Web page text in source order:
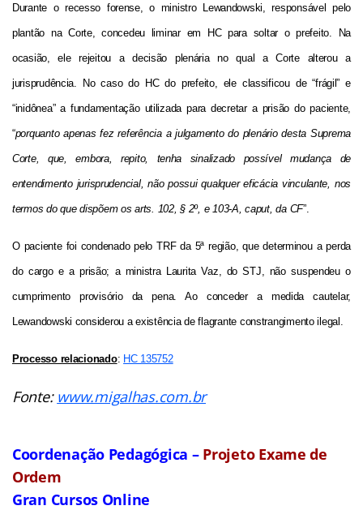
Durante o recesso forense, o ministro Lewandowski, responsável pelo
plantão na Corte, concedeu liminar em HC para soltar o prefeito. Na
ocasião, ele rejeitou a decisão plenária no qual a Corte alterou a
jurisprudência. No caso do HC do prefeito, ele classificou de “frágil” e
“inidônea” a fundamentação utilizada para decretar a prisão do paciente,
“porquanto apenas fez referência a julgamento do plenário desta Suprema
Corte, que, embora, repito, tenha sinalizado possível mudança de
entendimento jurisprudencial, não possui qualquer eficácia vinculante, nos
termos do que dispõem os arts. 102, § 2º, e 103-A, caput, da CF”.
O paciente foi condenado pelo TRF da 5ª região, que determinou a perda
do cargo e a prisão; a ministra Laurita Vaz, do STJ, não suspendeu o
cumprimento provisório da pena. Ao conceder a medida cautelar,
Lewandowski considerou a existência de flagrante constrangimento ilegal.
Processo relacionado: HC 135752
Fonte: www.migalhas.com.br
Coordenação Pedagógica – Projeto Exame de
Ordem
Gran Cursos Online